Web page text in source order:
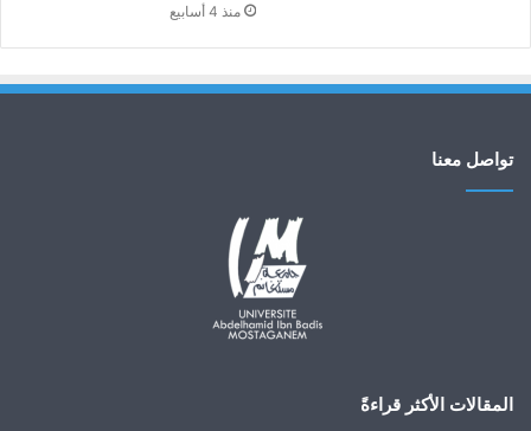
منذ 4 أسابيع
تواصل معنا
المقالات الأكثر قراءةً